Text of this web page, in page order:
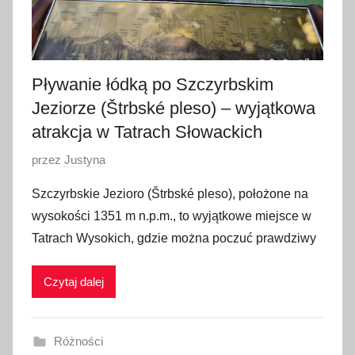
Pływanie łódką po Szczyrbskim
Jeziorze (Štrbské pleso) – wyjątkowa
atrakcja w Tatrach Słowackich
O
u
b
i
a
przez Justyna
Szczyrbskie Jezioro (Štrbské pleso), położone na
wysokości 1351 m n.p.m., to wyjątkowe miejsce w
Tatrach Wysokich, gdzie można poczuć prawdziwy
Czytaj dalej
Różności